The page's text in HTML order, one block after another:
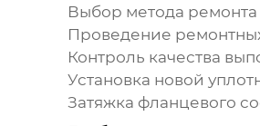
Выбор метода ремонта
Проведение
Контроль качества
Установка новой
Затяжка фланцевого